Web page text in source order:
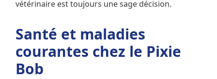
vétérinaire est toujours une sage décision.
Santé et maladies
courantes chez le Pixie
Bob